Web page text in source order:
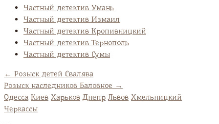
Частный детектив Умань
Частный детектив Измаил
Частный детектив Кропивницкий
Частный детектив Тернополь
Частный детектив Сумы
← Розыск детей Свалява
Розыск наследников Баловное →
Одесса Киев Харьков Днепр Львов Хмельницкий
Черкассы